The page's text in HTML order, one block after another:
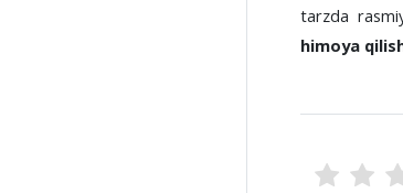
tarzda
himoya